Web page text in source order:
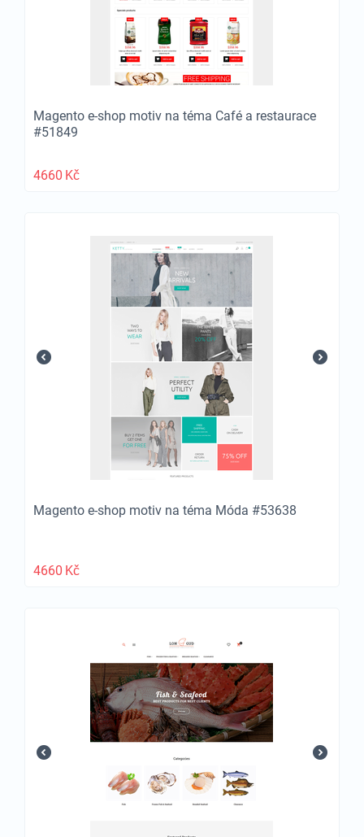
Magento e-shop motiv na téma Café a restaurace
#51849
4660 Kč
Magento e-shop motiv na téma Móda #53638
4660 Kč